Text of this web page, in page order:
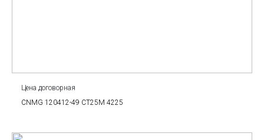
Цена договорная
CNMG 120412-49 CT25M 4225